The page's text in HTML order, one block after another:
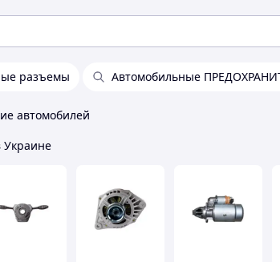
разъемы Автомобильные
автомобилей
Украине